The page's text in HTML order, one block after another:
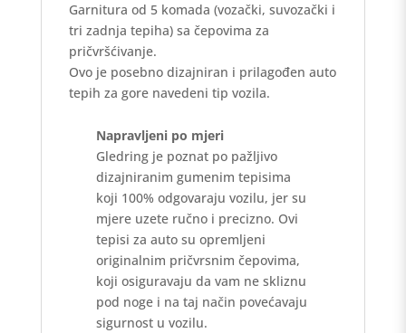
Garnitura od 5 komada (vozački, suvozački i
tri zadnja tepiha) sa čepovima za
pričvršćivanje.
Ovo je posebno dizajniran i prilagođen auto
tepih za gore navedeni tip vozila.
Napravljeni po mjeri
Gledring je poznat po pažljivo
dizajniranim gumenim tepisima
koji 100% odgovaraju vozilu, jer su
mjere uzete ručno i precizno. Ovi
tepisi za auto su opremljeni
originalnim pričvrsnim čepovima,
koji osiguravaju da vam ne skliznu
pod noge i na taj način povećavaju
sigurnost u vozilu.